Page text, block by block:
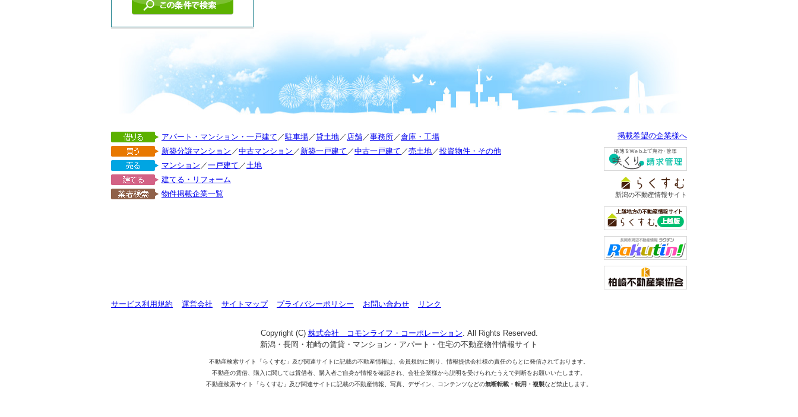
アパート・マンション・一戸建て ／駐車場 ／貸土地 ／ 店舗 ／事務所 ／倉庫・工場
新築分譲マンション ／中古マンション ／ 新築一戸建て ／中古一戸建て ／売土地 ／投資物件・その他
マンション ／一戸建て ／ 土地
建てる・リフォーム
物件掲載企業一覧
掲載希望の企業様へ
新潟の不動産情報サイト
サービス利用規約 運営会社 サイトマップ プライバシーポリシー お問い合わせ リンク
Copyright (C) 株式会社 コモンライフ・コーポレーション . All Rights Reserved.
新潟・長岡・柏崎の賃貸・マンション・アパート・住宅の不動産物件情報サイト
不動産検索サイト「らくすむ」及び関連サイトに記載の不動産情報は、会員規約に則り、情報提供会社様の責任のもとに発信されております。
不動産の賃借、購入に関しては賃借者、購入者ご自身が情報を確認され、会社企業様から説明を受けられたうえで判断をお願いいたします。
不動産検索サイト「らくすむ」及び関連サイトに記載の不動産情報、写真、デザイン、コンテンツなどの無断転載・転用・複製など禁止します。